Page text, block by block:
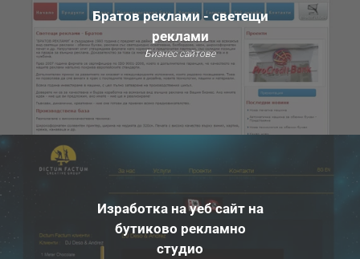
Братов реклами - светещи
реклами
Бизнес сайтове
Изработка на уеб сайт на
бутиково рекламно
студио